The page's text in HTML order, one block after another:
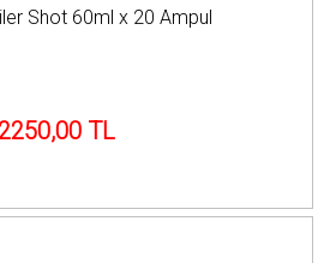
Shot 60ml x 20 Ampul
2250,00 TL